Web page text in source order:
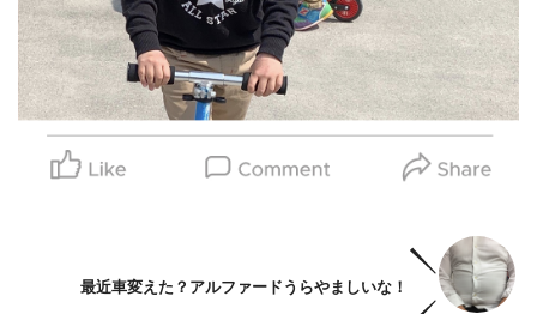
最近車変えた ？アルファードうらやましいな！